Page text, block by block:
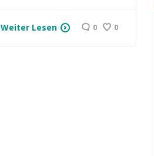
Weiter Lesen 0 0